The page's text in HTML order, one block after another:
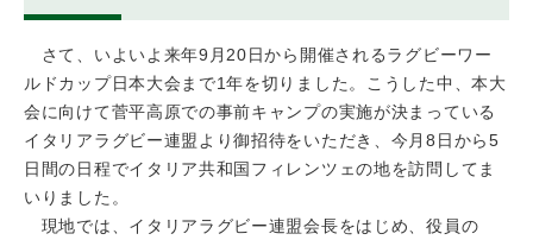
さて、いよいよ来年9月20日から開催されるラグビーワー
ルドカップ日本大会まで1年を切りました。こうした中、本大
会に向けて菅平高原での事前キャンプの実施が決まっている
イタリアラグビー連盟より御招待をいただき、今月8日から5
日間の日程でイタリア共和国フィレンツェの地を訪問してま
いりました。
現地では、イタリアラグビー連盟会長をはじめ、役員の